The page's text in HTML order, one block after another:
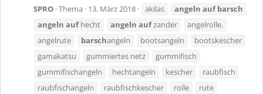
SPRO Thema 13. März 2018 akilas angeln auf barsch
angeln aufhecht angeln aufzander
angelrolle.
angelrute
barschangeln bootsangeln
bootskescher
gamakatsu
gummiertes netz
gummifisch
gummifischangeln
hechtangeln kescher
raubfisch
raubfischangeln
raubfischkescher rolle
rute